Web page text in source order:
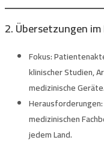
2. Übersetzungen
Fokus:
klinischer Studien,
medizinische Geräte.
Herausforderungen:
medizinischen
jedem Land.